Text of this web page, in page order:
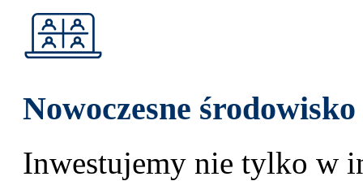
Nowoczesne
Inwestujemy nie tylko w